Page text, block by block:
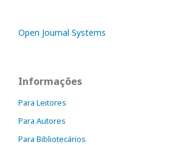
Open Journal Systems
Informações
Para Leitores
Para Autores
Para Bibliotecários